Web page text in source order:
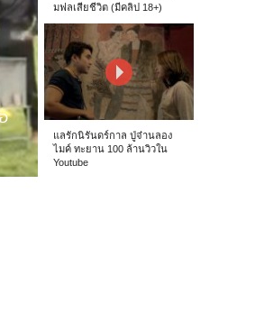
มฟลเสียชีวิต (มีคลิป 18+)
แลรักนิรันดร์กาล ปู่จ๋านลอง
ไมค์ ทะยาน 100 ล้านวิวใน
Youtube